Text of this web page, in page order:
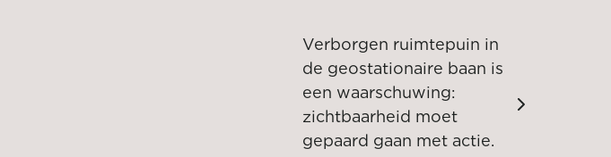
Verborgen ruimtepuin in
de geostationaire baan is
een waarschuwing:
zichtbaarheid moet
gepaard gaan met actie.